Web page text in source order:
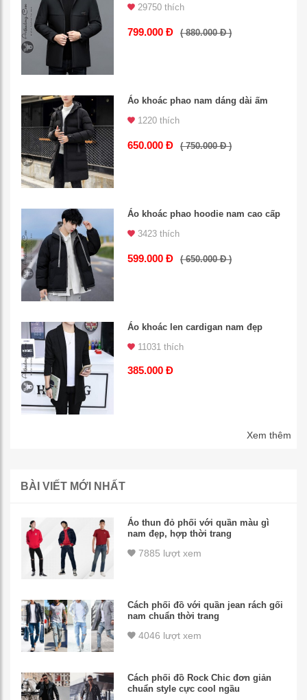
29750 thích
799.000 Đ ( 880.000 Đ )
Áo khoác phao nam dáng dài ấm
1220 thích
650.000 Đ ( 750.000 Đ )
Áo khoác phao hoodie nam cao cấp
3423 thích
599.000 Đ ( 650.000 Đ )
Áo khoác len cardigan nam đẹp
11031 thích
385.000 Đ
Xem thêm
BÀI VIẾT MỚI NHẤT
Áo thun đỏ phối với quần màu gì
nam đẹp, hợp thời trang
7885 lượt xem
Cách phối đồ với quần jean rách gối
nam chuẩn thời trang
4046 lượt xem
Cách phối đồ Rock Chic đơn giản
chuẩn style cực cool ngầu